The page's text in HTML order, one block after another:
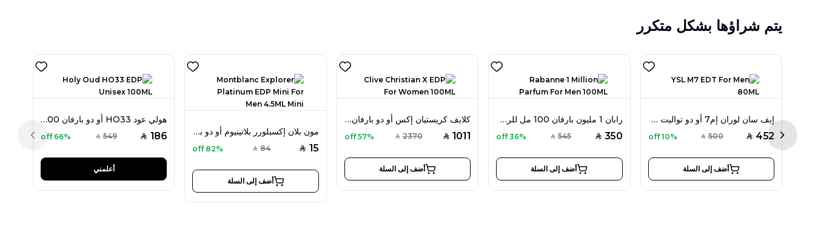
يتم شراؤها بشكل متكرر
هولي عود HO33 أو دو بارفان 100 مل للجنسين
SAR 186
SAR 549
66% off
أعلمني
مون بلان إكسبلورر بلاتينيوم أو دو بارفان ميني 4.5 مل للرجال
SAR 15
SAR 84
82% off
أضف إلى السلة
كلايف كريستيان إكس أو دو بارفان 100 مل للنساء
SAR 1011
SAR 2370
57% off
أضف إلى السلة
رابان 1 مليون بارفان 100 مل للرجال
SAR 350
SAR 545
36% off
أضف إلى السلة
إيف سان لوران إم7 أو دو تواليت 80 مل للرجال
SAR 452
SAR 500
10% off
أضف إلى السلة
Previous slide Next